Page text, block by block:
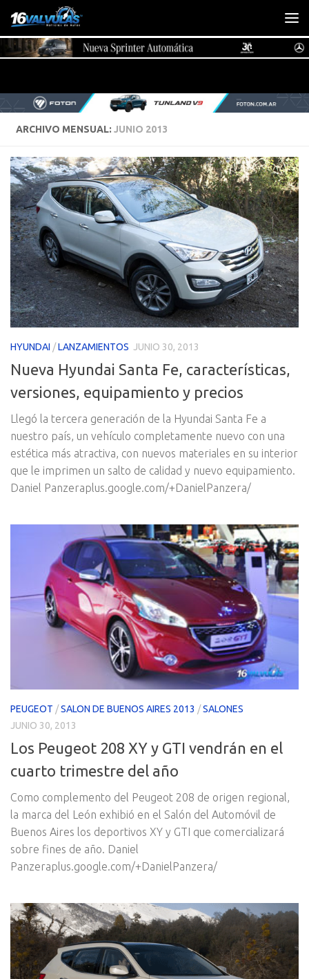
Saltar al contenido
ARCHIVO MENSUAL: JUNIO 2013
HYUNDAI /LANZAMIENTOS JUNIO 30, 2013
Nueva Hyundai Santa Fe, características,
versiones, equipamiento y precios
Llegó la tercera generación de la Hyundai Santa Fe a
nuestro país, un vehículo completamente nuevo con una
estética más atractiva, con nuevos materiales en su interior
que le imprimen un salto de calidad y nuevo equipamiento.
Daniel Panzeraplus.google.com/+DanielPanzera/
PEUGEOT /SALON DE BUENOS AIRES 2013 /SALONES
JUNIO 30, 2013
Los Peugeot 208 XY y GTI vendrán en el
cuarto trimestre del año
Como complemento del Peugeot 208 de origen regional,
la marca del León exhibió en el Salón del Automóvil de
Buenos Aires los deportivos XY y GTI que comercializará
sobre fines de año. Daniel
Panzeraplus.google.com/+DanielPanzera/